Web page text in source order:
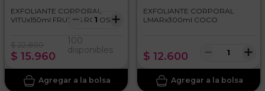
EXFOLIANTE CORPORAL
VITUx150ml FRUTOS ROJOS
$22.800
$ 15.960
＋
－
100
disponibles
EXFOLIANTE CORPORAL
LMARx300ml COCO
$ 12.600 ＋
－